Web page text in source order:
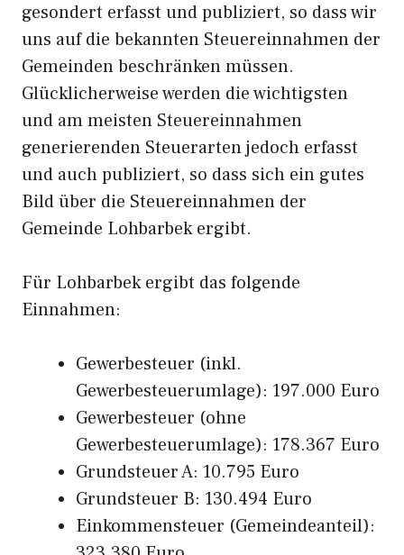
gesondert erfasst und publiziert, so dass wir
uns auf die bekannten Steuereinnahmen der
Gemeinden beschränken müssen.
Glücklicherweise werden die wichtigsten
und am meisten Steuereinnahmen
generierenden Steuerarten jedoch erfasst
und auch publiziert, so dass sich ein gutes
Bild über die Steuereinnahmen der
Gemeinde Lohbarbek ergibt.
Für Lohbarbek ergibt das folgende
Einnahmen:
Gewerbesteuer (inkl.
Gewerbesteuerumlage): 197.000 Euro
Gewerbesteuer (ohne
Gewerbesteuerumlage): 178.367 Euro
Grundsteuer A: 10.795 Euro
Grundsteuer B: 130.494 Euro
Einkommensteuer (Gemeindeanteil):